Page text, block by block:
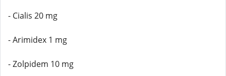
- Cialis 20 mg
- Arimidex 1 mg
- Zolpidem 10 mg